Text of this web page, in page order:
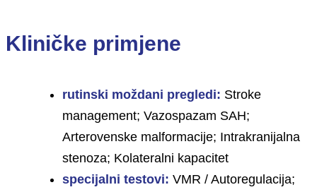
Kliničke primjene
rutinski moždani pregledi: Stroke
management; Vazospazam SAH;
Arterovenske malformacije; Intrakranijalna
stenoza; Kolateralni kapacitet
specijalni testovi: VMR / Autoregulacija;